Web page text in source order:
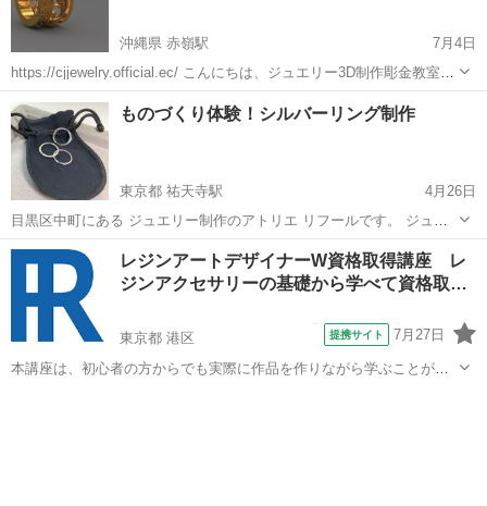
沖縄県 赤嶺駅
7月4日
https://cjjewelry.official.ec/ こんにちは、ジュエリー3D制作彫金教室の
エキスパートです。私たち教室では、最新の3D技術を活用し、ジュエ
リー制作を革新しています。 🌟 3D技術の取り入れ方とそ...
沖縄 糸満市 赤嶺駅 彫金
ものづくり体験！シルバーリング制作
東京都 祐天寺駅
4月26日
目黒区中町にある ジュエリー制作のアトリエ リフールです。 ジュエ
リー、アクセサリー制作に 興味がある方向けに、 短時間で制作プチ体
験出来る オリジナル シルバーリング制作体験コースを 始めました。
制作時間は60〜90分...
東京 目黒区 彫金 リング
レジンアートデザイナーW資格取得講座 レ
ジンアクセサリーの基礎から学べて資格取…
東京都 港区 提携サイト 7月27日
本講座は、初心者の方からでも実際に作品を作りながら学ぶことがで